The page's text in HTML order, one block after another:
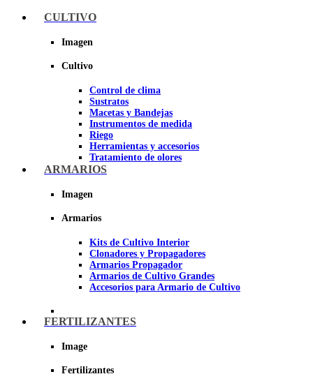
Sheer seeds
CULTIVO
Imagen
Cultivo
Control de clima
Sustratos
Macetas y Bandejas
Instrumentos de medida
Riego
Herramientas y accesorios
Tratamiento de olores
Insecticidas y fungicidas
Papel Reflectante para cultivo de
ARMARIOS
Imagen
Armarios
Kits de Cultivo Interior
Clonadores y Propagadores
Armarios Propagador
Armarios de Cultivo Grandes
Accesorios para Armario de Cultivo
FERTILIZANTES
Image
Fertilizantes